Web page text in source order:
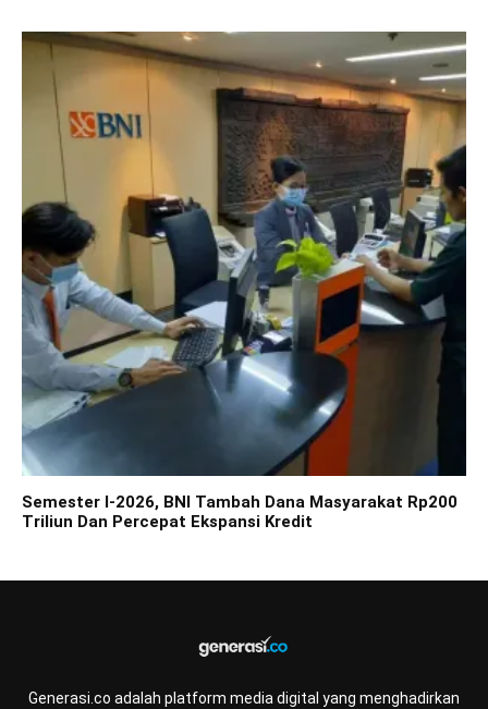
Semester I-2026, BNI Tambah Dana Masyarakat Rp200
Triliun Dan Percepat Ekspansi Kredit
Generasi.co adalah platform media digital yang menghadirkan